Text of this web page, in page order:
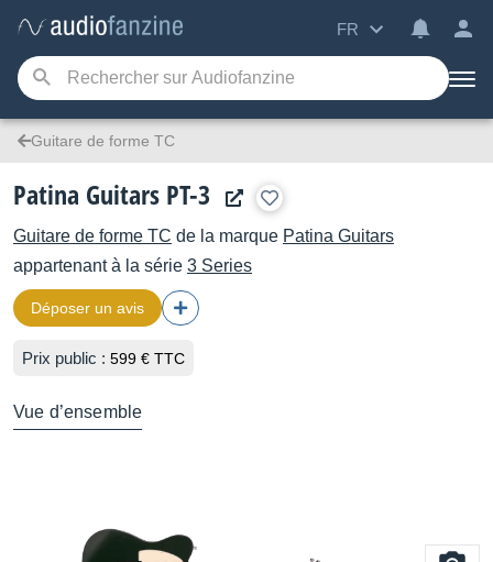
FR
Guitare de forme TC
Patina Guitars PT-3
Guitare de forme TC de la marque Patina Guitars
appartenant à la série 3 Series
Déposer un avis
Prix public : 599 € TTC
Vue d’ensemble